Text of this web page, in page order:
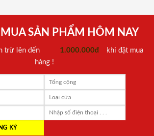
SẢN PHẨM HÔM NAY
trừ lên đến 1.000.000đ
khi đặt mua
hàng !